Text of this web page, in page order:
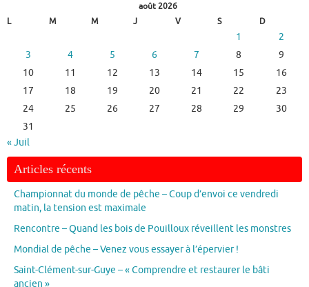
août 2026
L
M M J V S D
1
2
3
4 5 6 7 8
9
10
11 12 13 14 15
16
17
18 19 20 21 22
23
24
25 26 27 28 29
30
31
« Juil
Articles récents
Championnat du monde de pêche – Coup d’envoi ce vendredi
matin, la tension est maximale
Rencontre – Quand les bois de Pouilloux réveillent les monstres
Mondial de pêche – Venez vous essayer à l’épervier !
Saint-Clément-sur-Guye – « Comprendre et restaurer le bâti
ancien »